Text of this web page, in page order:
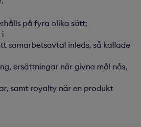
på fyra olika sätt;
i
samarbetsavtal inleds, så kallade
ersättningar när givna mål nås,
samt royalty när en produkt